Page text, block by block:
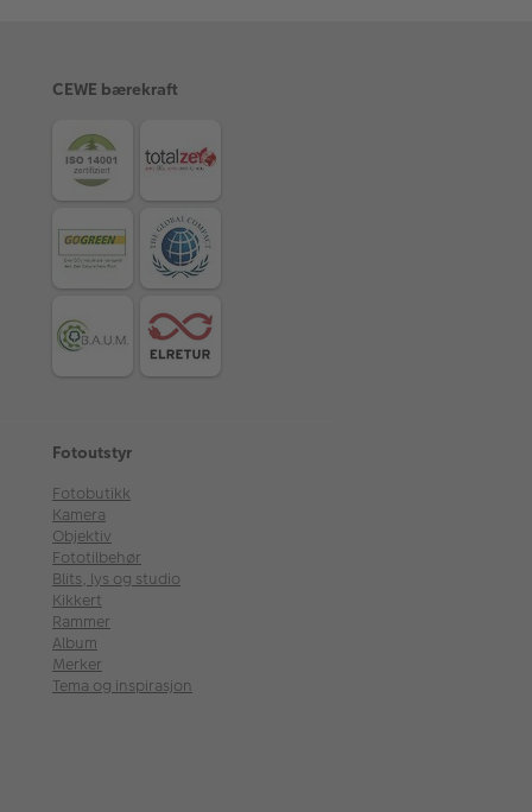
CEWE bærekraft
Fotoutstyr
Fotobutikk
Kamera
Objektiv
Fototilbehør
Blits, lys og studio
Kikkert
Rammer
Album
Merker
Tema og inspirasjon